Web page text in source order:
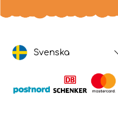
Svenska